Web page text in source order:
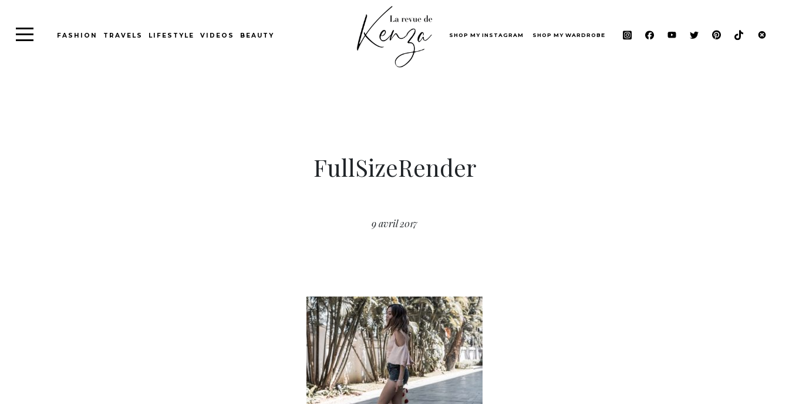
FASHION TRAVELS LIFESTYLE VIDEOS BEAUTY SHOP MY INSTAGRAM SHOP MY WARDROBE
FullSizeRender
9 avril 2017